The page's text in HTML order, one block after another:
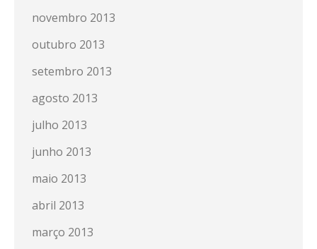
novembro 2013
outubro 2013
setembro 2013
agosto 2013
julho 2013
junho 2013
maio 2013
abril 2013
março 2013